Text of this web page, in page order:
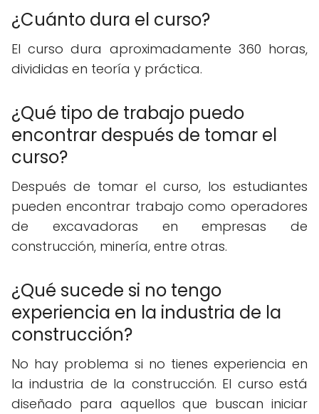
¿Cuánto dura el curso?
El curso dura aproximadamente 360 horas,
divididas en teoría y práctica.
¿Qué tipo de trabajo puedo
encontrar después de tomar el
curso?
Después de tomar el curso, los estudiantes
pueden encontrar trabajo como operadores
de excavadoras en empresas de
construcción, minería, entre otras.
¿Qué sucede si no tengo
experiencia en la industria de la
construcción?
No hay problema si no tienes experiencia en
la industria de la construcción. El curso está
diseñado para aquellos que buscan iniciar